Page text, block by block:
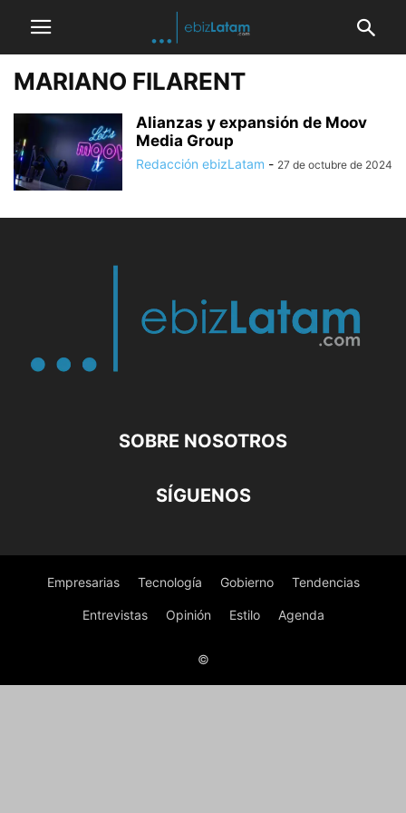
MARIANO FILARENT
Alianzas y expansión de Moov
Media Group
Redacción ebizLatam - 27 de octubre de 2024
SOBRE NOSOTROS
SÍGUENOS
Empresarias Tecnología Gobierno Tendencias
Entrevistas Opinión Estilo Agenda
©